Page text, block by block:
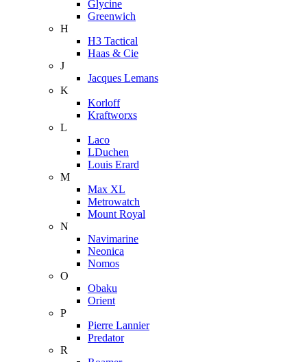
Glycine
Greenwich
H
H3 Tactical
Haas & Cie
J
Jacques Lemans
K
Korloff
Kraftworxs
L
Laco
LDuchen
Louis Erard
M
Max XL
Metrowatch
Mount Royal
N
Navimarine
Neonica
Nomos
O
Obaku
Orient
P
Pierre Lannier
Predator
R